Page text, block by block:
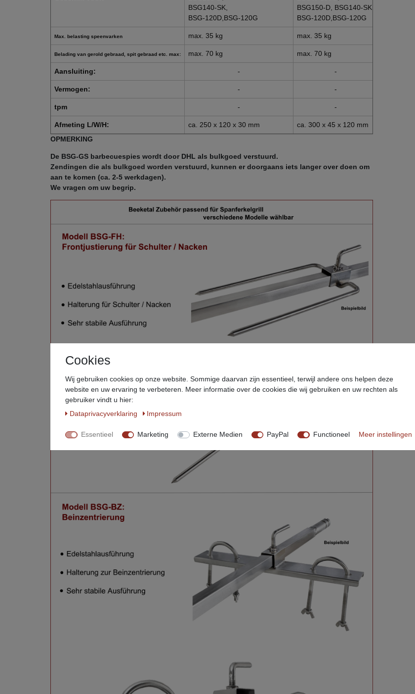
BSG140-SK,
BSG-120D,BSG-120G
BSG150-D, BSG140-SK,
BSG-120D,BSG-120G
Max. belasting speenvarken max. 35 kg max. 35 kg
Belading van gerold gebraad, spit gebraad etc. max: max. 70 kg max. 70 kg
Aansluiting: - -
Vermogen: - -
tpm - -
Afmeting L/W/H: ca. 250 x 120 x 30 mm ca. 300 x 45 x 120 mm
OPMERKING
De BSG-GS barbecuespies wordt door DHL als bulkgoed verstuurd.
Zendingen die als bulkgoed worden verstuurd, kunnen er doorgaans iets langer over doen om
aan te komen (ca. 2-5 werkdagen).
We vragen om uw begrip.
Cookies
Wij gebruiken cookies op onze website. Sommige daarvan zijn essentieel, terwijl andere ons helpen deze
website en uw ervaring te verbeteren. Meer informatie over de cookies die wij gebruiken en uw rechten als
gebruiker vindt u hier:
Data­privacy­verklaring
Impressum
Essentieel Marketing Externe Medien PayPal Functioneel Meer instellingen